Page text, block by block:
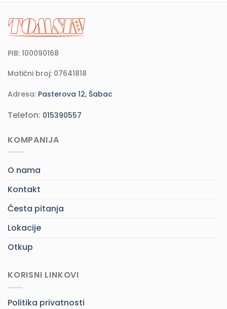
PIB: 100090168
Matični broj: 07641818
Adresa: Pasterova 12, Šabac
Telefon: 015390557
KOMPANIJA
O nama
Kontakt
Česta pitanja
Lokacije
Otkup
KORISNI LINKOVI
Politika privatnosti